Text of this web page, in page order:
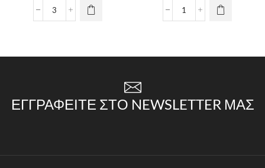
ΕΓΓΡΑΦΕΊΤΕ ΣΤΟ NEWSLETTER ΜΑΣ